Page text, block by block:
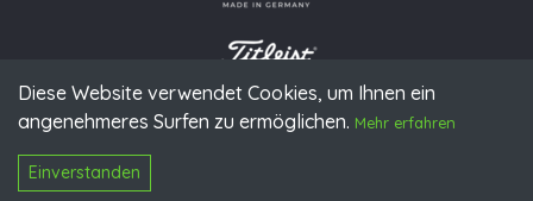
Diese Website verwendet Cookies, um Ihnen ein
angenehmeres Surfen zu ermöglichen. Mehr erfahren
Einverstanden
© 2026 PGAoG